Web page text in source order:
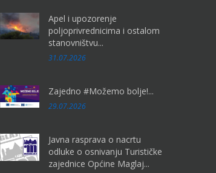
Apel i upozorenje
poljoprivrednicima i ostalom
stanovništvu...
31.07.2026
Zajedno #Možemo bolje!...
29.07.2026
Javna rasprava o nacrtu
odluke o osnivanju Turističke
zajednice Općine Maglaj...